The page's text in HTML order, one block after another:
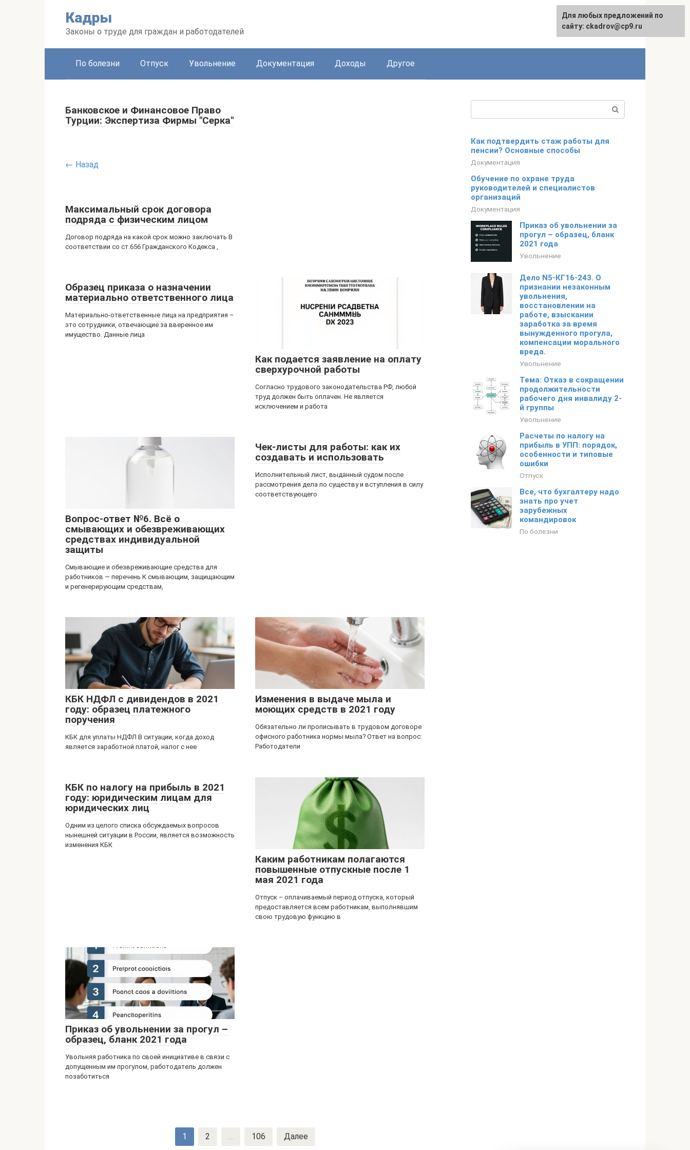
Кадры
Законы о труде для граждан и работодателей
По болезни Отпуск Увольнение Документация Доходы Другое
Банковское и Финансовое Право
Турции: Экспертиза Фирмы "Серка"
← Назад
Максимальный срок договора
подряда с физическим лицом
Договор подряда на какой срок можно заключать В
соответствии со ст.656 Гражданского Кодекса ,
Образец приказа о назначении
материально ответственного лица
Материально-ответственные лица на предприятия –
это сотрудники, отвечающие за вверенное им
имущество. Данные лица
Как подается заявление на оплату
сверхурочной работы
Согласно трудового законодательства РФ, любой
труд должен быть оплачен. Не является
исключением и работа
Вопрос-ответ №6. Всё о
смывающих и обезвреживающих
средствах индивидуальной
защиты
Смывающие и обезвреживающие средства для
работников — перечень К смывающим, защищающим
и регенерирующим средствам,
Чек-листы для работы: как их
создавать и использовать
Исполнительный лист, выданный судом после
рассмотрения дела по существу и вступления в силу
соответствующего
КБК НДФЛ с дивидендов в 2021
году: образец платежного
поручения
КБК для уплаты НДФЛ В ситуации, когда доход
является заработной платой, налог с нее
Изменения в выдаче мыла и
моющих средств в 2021 году
Обязательно ли прописывать в трудовом договоре
офисного работника нормы мыла? Ответ на вопрос:
Работодатели
КБК по налогу на прибыль в 2021
году: юридическим лицам для
юридических лиц
Одним из целого списка обсуждаемых вопросов
нынешней ситуации в России, является возможность
изменения КБК
Каким работникам полагаются
повышенные отпускные после 1
мая 2021 года
Отпуск – оплачиваемый период отпуска, который
предоставляется всем работникам, выполнявшим
свою трудовую функцию в
Приказ об увольнении за прогул –
образец, бланк 2021 года
Увольняя работника по своей инициативе в связи с
допущенным им прогулом, работодатель должен
позаботиться
1 2 ... 106 Далее
Как подтвердить стаж работы для
пенсии? Основные способы
Документация
Обучение по охране труда
руководителей и специалистов
организаций
Документация
Приказ об увольнении за
прогул – образец, бланк
2021 года
Увольнение
Дело N5-КГ16-243. О
признании незаконным
увольнения,
восстановлении на
работе, взыскании
заработка за время
вынужденного прогула,
компенсации морального
вреда.
Увольнение
Тема: Отказ в сокращении
продолжительности
рабочего дня инвалиду 2-
й группы
Увольнение
Расчеты по налогу на
прибыль в УПП: порядок,
особенности и типовые
ошибки
Отпуск
Все, что бухгалтеру надо
знать про учет
зарубежных
командировок
По болезни
Для любых предложений по
сайту: ckadrov@cp9.ru